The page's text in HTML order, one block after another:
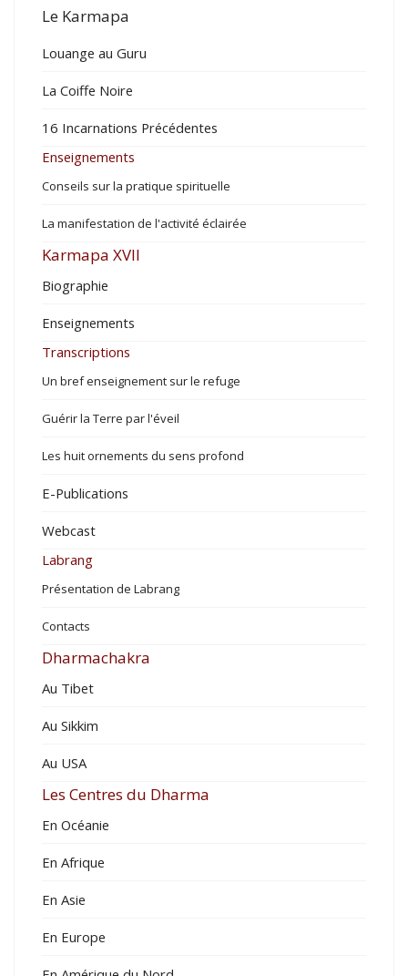
Le Karmapa
Louange au Guru
La Coiffe Noire
16 Incarnations Précédentes
Enseignements
Conseils sur la pratique spirituelle
La manifestation de l'activité éclairée
Karmapa XVII
Biographie
Enseignements
Transcriptions
Un bref enseignement sur le refuge
Guérir la Terre par l'éveil
Les huit ornements du sens profond
E-Publications
Webcast
Labrang
Présentation de Labrang
Contacts
Dharmachakra
Au Tibet
Au Sikkim
Au USA
Les Centres du Dharma
En Océanie
En Afrique
En Asie
En Europe